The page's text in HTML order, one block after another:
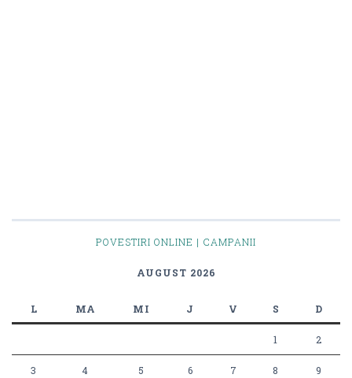
POVESTIRI ONLINE | CAMPANII
AUGUST 2026
L MA MI J V S D
1 2
3 4 5 6 7 8 9